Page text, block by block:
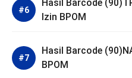
Hasil Barcode
Izin BPOM
Hasil Barcode
BPOM